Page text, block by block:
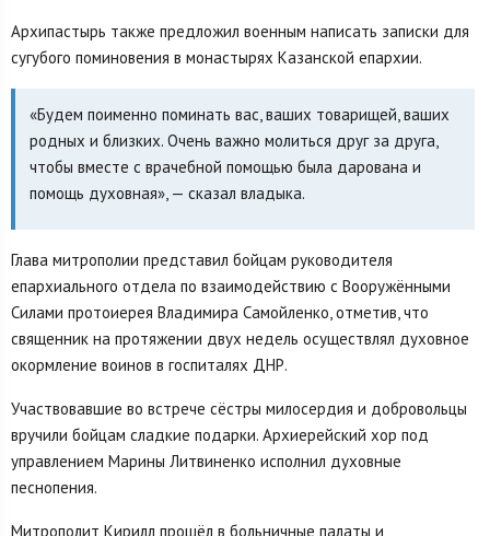
Архипастырь также предложил военным написать записки для
сугубого поминовения в монастырях Казанской епархии.
«Будем поименно поминать вас, ваших товарищей, ваших
родных и близких. Очень важно молиться друг за друга,
чтобы вместе с врачебной помощью была дарована и
помощь духовная», — сказал владыка.
Глава митрополии представил бойцам руководителя
епархиального отдела по взаимодействию с Вооружёнными
Силами протоиерея Владимира Самойленко, отметив, что
священник на протяжении двух недель осуществлял духовное
окормление воинов в госпиталях ДНР.
Участвовавшие во встрече сёстры милосердия и добровольцы
вручили бойцам сладкие подарки. Архиерейский хор под
управлением Марины Литвиненко исполнил духовные
песнопения.
Митрополит Кирилл прошёл в больничные палаты и